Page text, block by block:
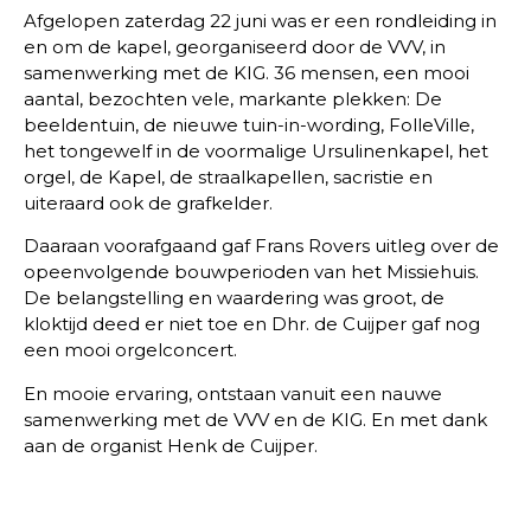
Afgelopen zaterdag 22 juni was er een rondleiding in
en om de kapel, georganiseerd door de VVV, in
samenwerking met de KIG. 36 mensen, een mooi
aantal, bezochten vele, markante plekken: De
beeldentuin, de nieuwe tuin-in-wording, FolleVille,
het tongewelf in de voormalige Ursulinenkapel, het
orgel, de Kapel, de straalkapellen, sacristie en
uiteraard ook de grafkelder.
Daaraan voorafgaand gaf Frans Rovers uitleg over de
opeenvolgende bouwperioden van het Missiehuis.
De belangstelling en waardering was groot, de
kloktijd deed er niet toe en Dhr. de Cuijper gaf nog
een mooi orgelconcert.
En mooie ervaring, ontstaan vanuit een nauwe
samenwerking met de VVV en de KIG. En met dank
aan de organist Henk de Cuijper.